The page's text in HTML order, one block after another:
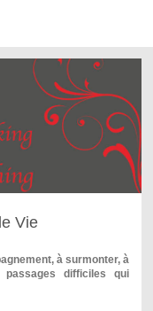
Vie
à surmonter, à
difficiles qui